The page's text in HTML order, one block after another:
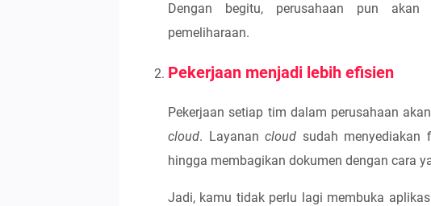
Dengan begitu, perusahaan pun
pemeliharaan.
Pekerjaan menjadi lebih efisien
Pekerjaan setiap tim dalam perusahaan
cloud. Layanancloud sudah menyediakan
hingga membagikan dokumen dengan cara
Jadi, kamu tidak perlu lagi membuka